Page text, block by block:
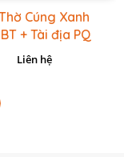
Cúng Xanh
+ Tài địa PQ
VN Xanh Lục
Liên hệ